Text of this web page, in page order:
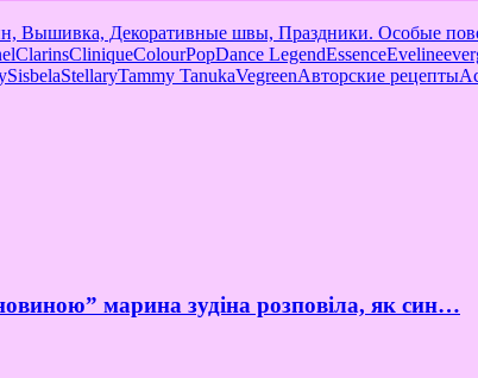
Вышивка, Декоративные швы, Праздники. Особые
ClarinsCliniqueColourPopDance LegendEssenceEveline
SisbelaStellaryTammy TanukaVegreenАвторские рецепты
марина зудіна розповіла, як син…